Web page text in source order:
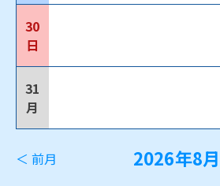
30
日
31
月
＜ 前月 2026年8月